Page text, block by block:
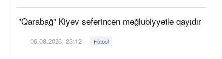
"Qarabağ" Kiyev səfərindən məğlubiyyətlə qayıdır
06.08.2026, 23:12 Futbol